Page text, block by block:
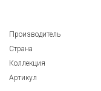
Производитель
Страна
Коллекция
Артикул